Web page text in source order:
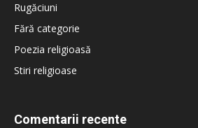
Rugăciuni
Fără categorie
Poezia religioasă
Stiri religioase
Comentarii recente